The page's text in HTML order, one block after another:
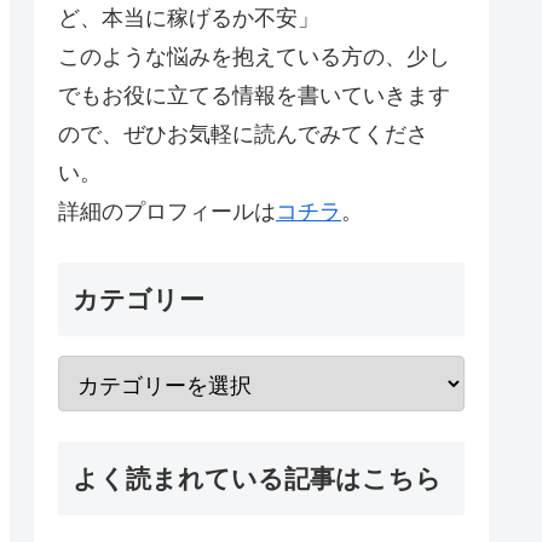
ど、本当に稼げるか不安」
このような悩みを抱えている方の、少し
でもお役に立てる情報を書いていきます
ので、ぜひお気軽に読んでみてくださ
い。
詳細のプロフィールはコチラ 。
カテゴリー
よく読まれている記事はこちら